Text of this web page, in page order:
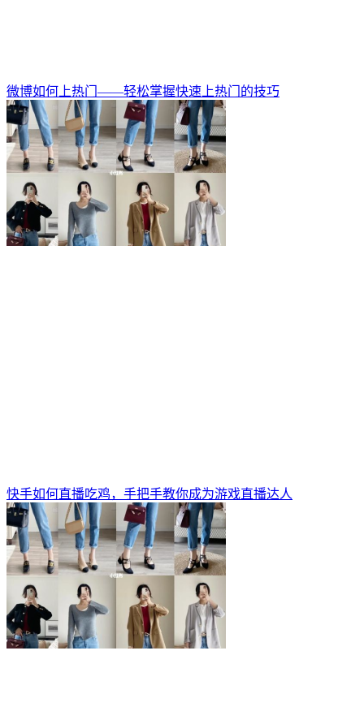
微博如何上热门——轻松掌握快速上热门的技巧
快手如何直播吃鸡，手把手教你成为游戏直播达人